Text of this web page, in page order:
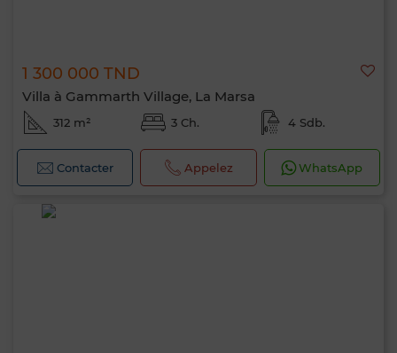
1 300 000 TND
Villa à Gammarth Village, La Marsa
312 m² 3 Ch. 4 Sdb.
Contacter Appelez WhatsApp